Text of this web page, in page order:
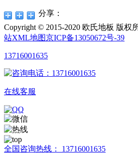
分享：
Copyright © 2015-2020 欧氏地板 版权
站XML地图京ICP备13050672号-39
13716001635
在线客服
全国咨询热线： 13716001635